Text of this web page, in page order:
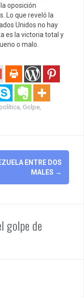
oposición
Lo que reveló la
Unidos no hay
es la victoria total y
o malo.
Golpe
ENTRE DOS
MALES →
golpe de